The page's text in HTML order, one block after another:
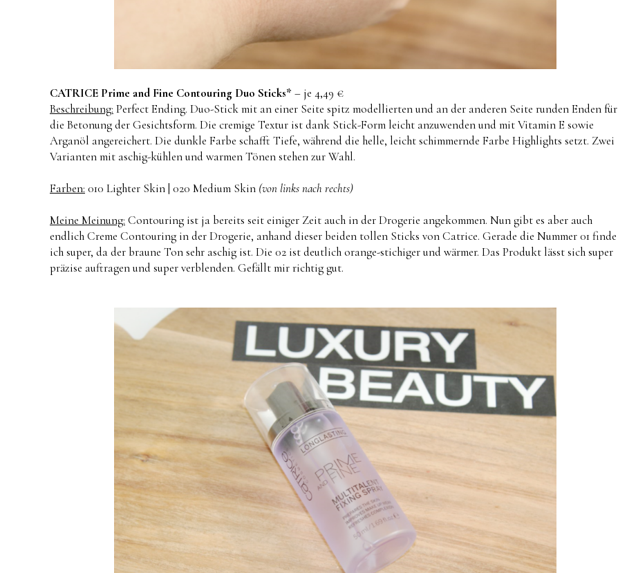
CATRICE Prime and Fine Contouring Duo Sticks*– je 4,49 €
Beschreibung: Perfect Ending. Duo-Stick mit an einer Seite spitz modellierten und an der anderen Seite runden Enden für
die Betonung der Gesichtsform. Die cremige Textur ist dank Stick-Form leicht anzuwenden und mit Vitamin E sowie
Arganöl angereichert. Die dunkle Farbe schafft Tiefe, während die helle, leicht schimmernde Farbe Highlights setzt. Zwei
Varianten mit aschig-kühlen und warmen Tönen stehen zur Wahl.
Farben: 010 Lighter Skin | 020 Medium Skin (von links nach rechts)
Meine Meinung: Contouring ist ja bereits seit einiger Zeit auch in der Drogerie angekommen. Nun gibt es aber auch
endlich Creme Contouring in der Drogerie, anhand dieser beiden tollen Sticks von Catrice. Gerade die Nummer 01 finde
ich super, da der braune Ton sehr aschig ist. Die 02 ist deutlich orange-stichiger und wärmer. Das Produkt lässt sich super
präzise auftragen und super verblenden. Gefällt mir richtig gut.